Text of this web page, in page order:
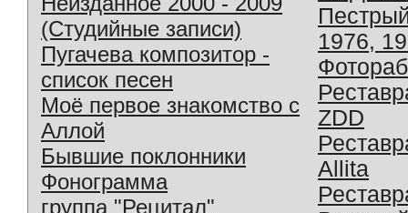
(Студийные записи)
Пугачева композитор -
список песен
Моё первое знакомство с
Аллой
Бывшие поклонники
Фонограмма
группа "Рецитал"
1976,
ZDD
Allita